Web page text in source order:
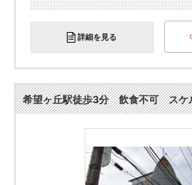
詳細を見る
希望ヶ丘駅徒歩3分 飲食不可 スケ